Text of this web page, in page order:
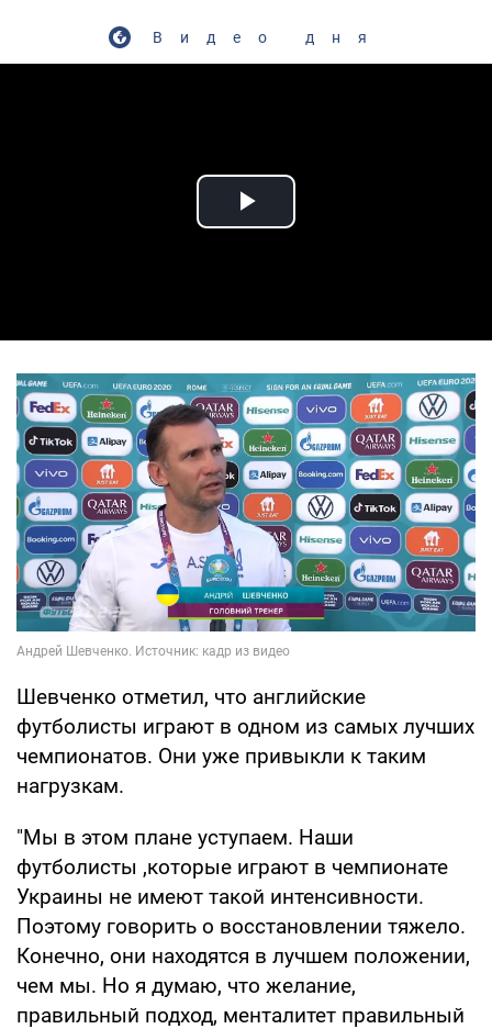
Видео дня
Play Video
Шевченко отметил, что английские
футболисты играют в одном из самых лучших
чемпионатов. Они уже привыкли к таким
нагрузкам.
"Мы в этом плане уступаем. Наши
футболисты ,которые играют в чемпионате
Украины не имеют такой интенсивности.
Поэтому говорить о восстановлении тяжело.
Конечно, они находятся в лучшем положении,
чем мы. Но я думаю, что желание,
правильный подход, менталитет правильный